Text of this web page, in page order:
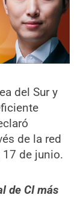
del Sur y
de la red
de junio.
de CI más